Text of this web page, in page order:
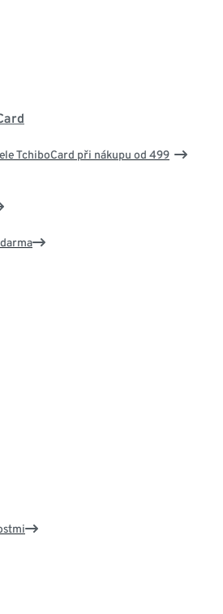
TchiboCard při nákupu od 499